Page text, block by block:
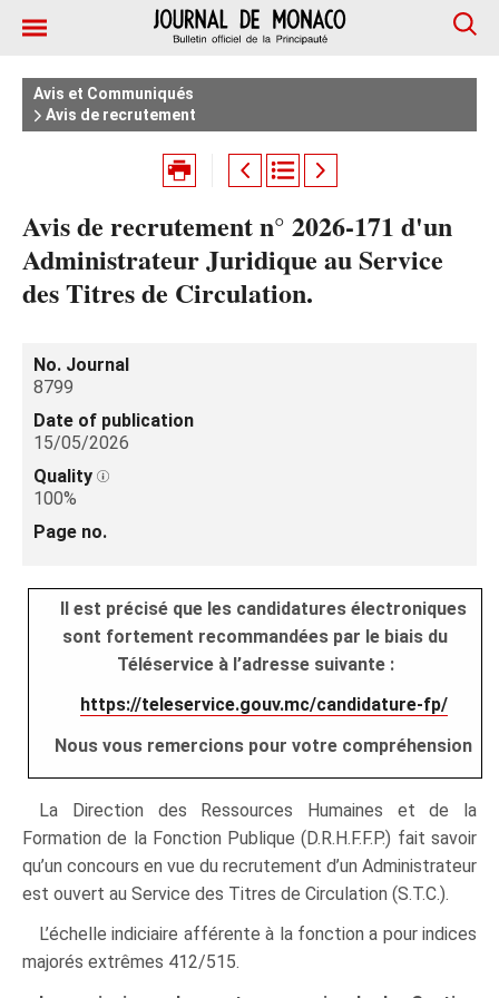
Avis et Communiqués
Avis de recrutement
Avis de recrutement n° 2026-171 d'un
Administrateur Juridique au Service
des Titres de Circulation.
No. Journal
8799
Date of publication
15/05/2026
Quality
100%
Page no.
Il est précisé que les candidatures électroniques
sont fortement recommandées par le biais du
Téléservice à l’adresse suivante :
https://teleservice.gouv.mc/candidature-fp/
Nous vous remercions pour votre compréhension
La Direction des Ressources Humaines et de la
Formation de la Fonction Publique (D.R.H.F.F.P.) fait savoir
qu’un concours en vue du recrutement d’un Administrateur
est ouvert au Service des Titres de Circulation (S.T.C.).
L’échelle indiciaire afférente à la fonction a pour indices
majorés extrêmes 412/515.